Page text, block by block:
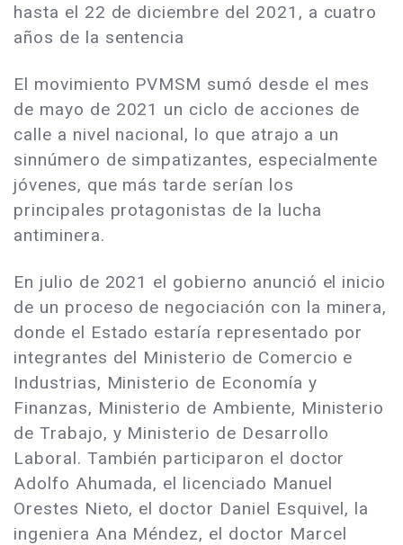
hasta el 22 de diciembre del 2021, a cuatro
años de la sentencia
El movimiento PVMSM sumó desde el mes
de mayo de 2021 un ciclo de acciones de
calle a nivel nacional, lo que atrajo a un
sinnúmero de simpatizantes, especialmente
jóvenes, que más tarde serían los
principales protagonistas de la lucha
antiminera.
En julio de 2021 el gobierno anunció el inicio
de un proceso de negociación con la minera,
donde el Estado estaría representado por
integrantes del Ministerio de Comercio e
Industrias, Ministerio de Economía y
Finanzas, Ministerio de Ambiente, Ministerio
de Trabajo, y Ministerio de Desarrollo
Laboral. También participaron el doctor
Adolfo Ahumada, el licenciado Manuel
Orestes Nieto, el doctor Daniel Esquivel, la
ingeniera Ana Méndez, el doctor Marcel